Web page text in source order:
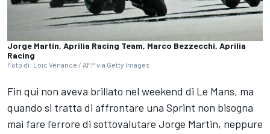
Jorge Martin, Aprilia Racing Team, Marco Bezzecchi, Aprilia
Racing
Foto di: Loic Venance / AFP via Getty Images
Fin qui non aveva brillato nel weekend di Le Mans, ma
quando si tratta di affrontare una Sprint non bisogna
mai fare l'errore di sottovalutare Jorge Martin, neppure